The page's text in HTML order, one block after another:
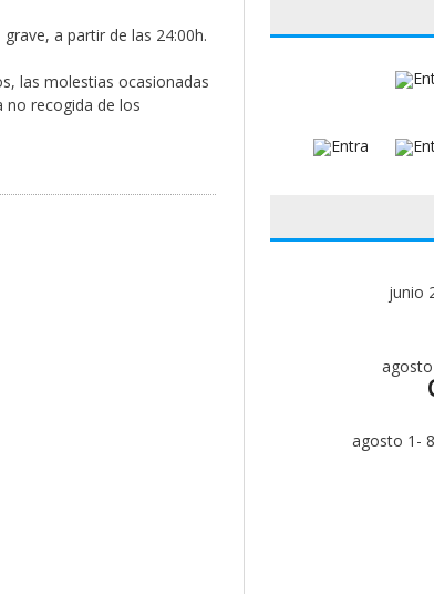
a partir de las 24:00h.
las molestias ocasionadas
no recogida de los
junio
agosto 1-